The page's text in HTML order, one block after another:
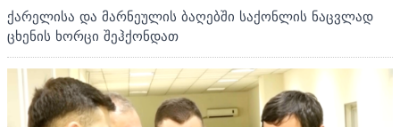
ქარელისა და მარნეულის ბაღებში საქონლის ნაცვლად
ცხენის ხორცი შეჰქონდათ